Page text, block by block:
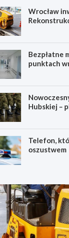
Wrocław
Bezpłatne
punktach
Hubskiej –
Telefon,
oszustwem